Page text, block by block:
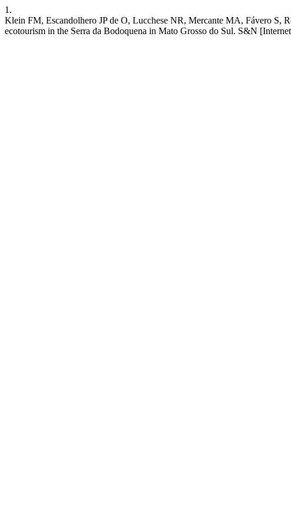
1.
Klein FM, Escandolhero JP de O, Lucchese NR, Mercante MA, Fávero S,
ecotourism in the Serra da Bodoquena in Mato Grosso do Sul. S&N